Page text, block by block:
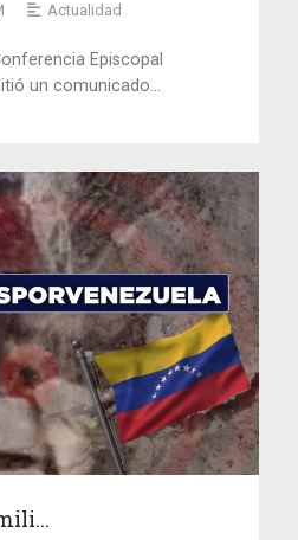
Actualidad
Episcopal
un comunicado...